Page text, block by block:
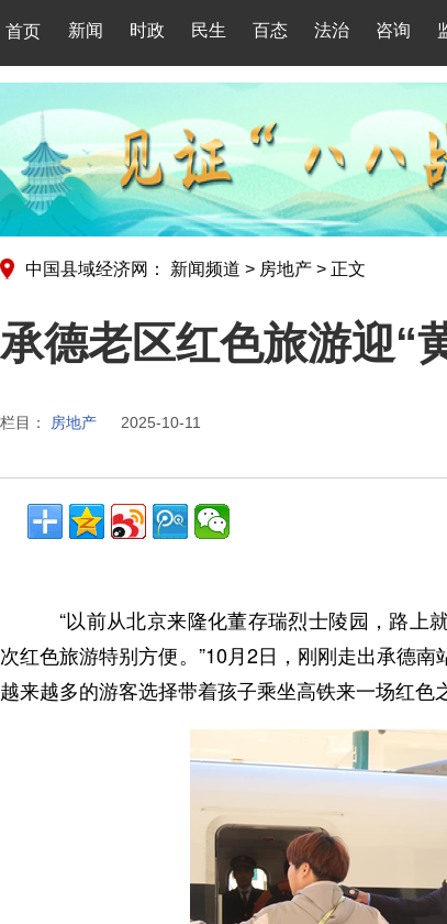
首页 新闻 时政 民生 百态 法治 咨询
中国县域经济网： 新闻频道 > 房地产 > 正文
承德老区红色旅游迎“
栏目： 房地产 2025-10-11
“以前从北京来隆化董存瑞烈士陵园，路上
次红色旅游特别方便。”10月2日，刚刚走出承德
越来越多的游客选择带着孩子乘坐高铁来一场红色